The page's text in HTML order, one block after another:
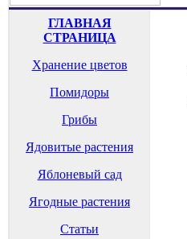
ГЛАВНАЯ
СТРАНИЦА
Хранение цветов
Помидоры
Грибы
Ядовитые растения
Яблоневый сад
Ягодные растения
Статьи